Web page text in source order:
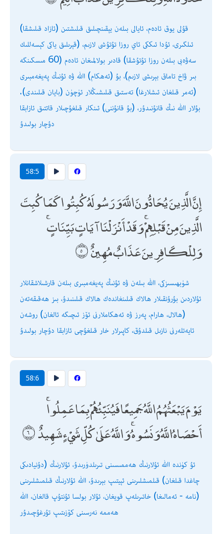
(ئازاد قىلىشقا) قۇلى يوق ئادەم، ئايالى بىلەن يېقىنچىلىق قىلىشتىن
ئىلگىرى، ئۇدا ئىككى ئاي روزا تۇتۇشى لازىم، (قېرىلىق ياكى كېسەللىك
سەۋەبى بىلەن روزا تۇتۇشقا) قادىر بولالمىغان ئادەم (60 مىسكىنگە
بىر ۋاخ تاماق بېرىشى لازىم)، بۇ (ئەھكام) اﷲ ۋە ئۇنىڭ پەيغەمبىرى
(ئەمر قىلغان ئىشلارغا) تەستىق قىلىشىڭلار ئۈچۈن (بايان قىلىندى).
بۇلار اﷲ نىڭ قانۇنىدۇر، (بۇ قانۇننى) ئىنكار قىلغۇچىلار قاتتىق ئازابقا
دۇچار بولىدۇ
58:5
إِنَّ الَّذِينَ يُحَادُّونَ اللَّهَ وَرَسُولَهُ كُبِتُوا كَمَا كُبِتَ
الَّذِينَ مِنْ قَبْلِهِمْ ۚ وَقَدْ أَنْزَلْنَا آيَاتٍ بَيِّنَاتٍ ۚ
وَلِلْكَافِرِينَ عَذَابٌ مُهِينٌ
شۈبھىسىزكى، اﷲ بىلەن ۋە ئۇنىڭ پەيغەمبىرى بىلەن قارشىلاشقانلار
ئۇلاردىن بۇرۇنقىلار ھالاك قىلىنغاندەك ھالاك قىلىنىدۇ، بىز ھەقىقەتەن
(ھالال، ھارام، پەرز ۋە ئەھكاملارنى ئۆز ئىچىگە ئالغان) روشەن
ئايەتلەرنى نازىل قىلدۇق، كاپىرلار خار قىلغۇچى ئازابقا دۇچار بولىدۇ
58:6
يَوْمَ يَبْعَثُهُمُ اللَّهُ جَمِيعًا فَيُنَبِّئُهُمْ بِمَا عَمِلُوا ۚ
أَحْصَاهُ اللَّهُ وَنَسُوهُ ۚ وَاللَّهُ عَلَىٰ كُلِّ شَيْءٍ شَهِيدٌ
ئۇ كۈندە اﷲ ئۇلارنىڭ ھەممىسىنى تىرىلدۈرىدۇ، ئۇلارنىڭ (دۇنيادىكى
چاغدا قىلغان) قىلمىشلىرىنى ئېيتىپ بېرىدۇ، اﷲ ئۇلارنىڭ قىلمىشلىرىنى
(نامە - ئەمالىغا) خاتىرىلەپ قويغان، ئۇلار بولسا ئۇنتۇپ قالغان، اﷲ
ھەممە نەرسىنى كۆزىتىپ تۇرغۇچىدۇر